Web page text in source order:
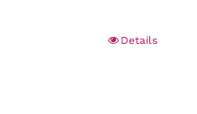
Details